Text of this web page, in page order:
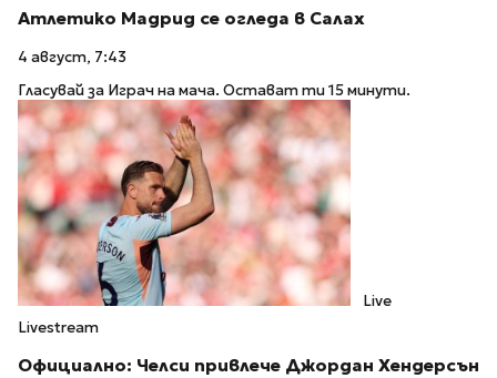
Атлетико Мадрид се огледа в Салах
4 август, 7:43
Гласувай за Играч на мача. Остават ти 15 минути.
Live
Livestream
Официално: Челси привлече Джордан Хендерсън